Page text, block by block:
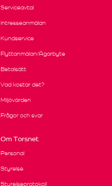
Serviceavtal
Intresseanmälan
Kundservice
Flyttanmälan/Ägarbyte
Betalsätt
Vad kostar det?
Miljövärden
Frågor och svar
Om Torsnet
Personal
Styrelse
Styrelseprotokoll